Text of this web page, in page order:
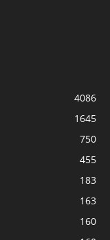
4086
1645
750
455
183
163
160